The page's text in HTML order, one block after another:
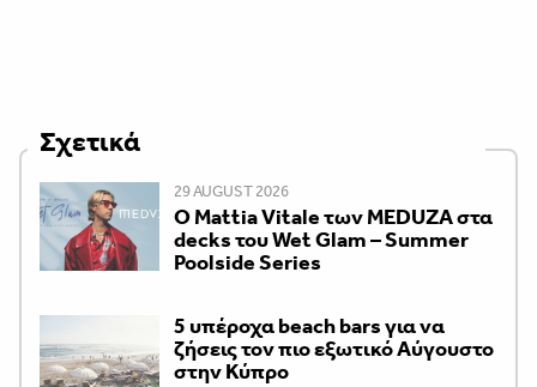
Σχετικά
29 AUGUST 2026
Ο Mattia Vitale των MEDUZA στα
decks του Wet Glam – Summer
Poolside Series
5 υπέροχα beach bars για να
ζήσεις τον πιο εξωτικό Αύγουστο
στην Κύπρο